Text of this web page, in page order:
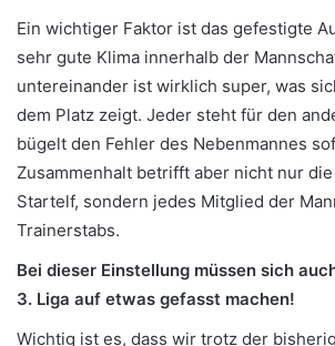
Ein wichtiger Faktor ist das gefestigte
sehr gute Klima innerhalb der
untereinander ist wirklich super, was
dem Platz zeigt. Jeder steht für den
bügelt den Fehler des Nebenmannes
Zusammenhalt betrifft aber nicht nur
Startelf, sondern jedes Mitglied der
Trainerstabs.
Bei dieser Einstellung müssen sich
3. Liga auf etwas gefasst machen!
Wichtig ist es, dass wir trotz der